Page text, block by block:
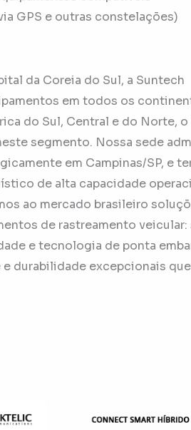
GPS e outras constelações)
da Coreia do Sul, a Suntech
em todos os
do Sul, Central e do Norte, o
segmento. Nossa sede
em Campinas/SP, e
de alta capacidade
ao mercado brasileiro
de rastreamento veicular:
e tecnologia de ponta
durabilidade excepcionais